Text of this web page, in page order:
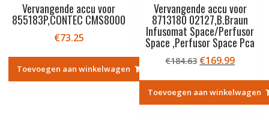
Vervangende accu voor
855183P,CONTEC CMS8000
€73.25
Toevoegen aan winkelwagen
Vervangende accu voor
8713180 02127,B.Braun
Infusomat Space/Perfusor
Space ,Perfusor Space Pca
€184.63
was:
€184.63.
€169.99
Toevoegen aan winkelwagen